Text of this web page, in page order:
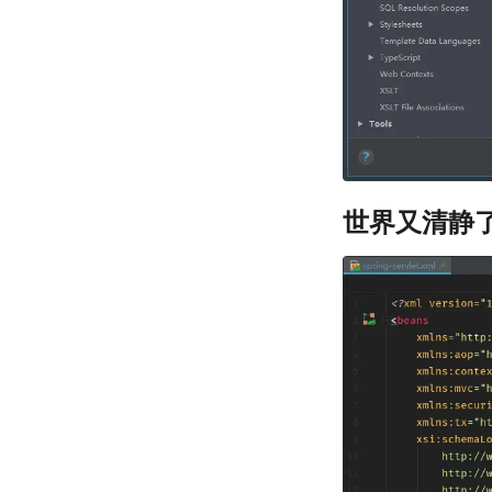
世界又清静